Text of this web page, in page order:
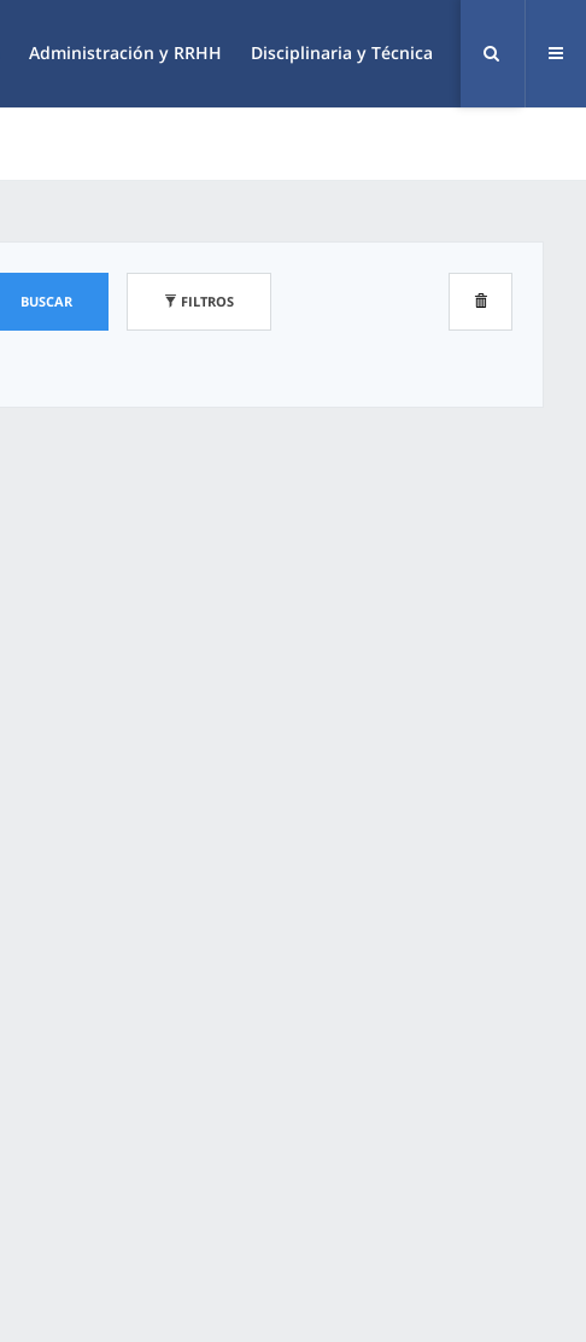
Administración y RRHH Disciplinaria y Técnica
BUSCAR FILTROS